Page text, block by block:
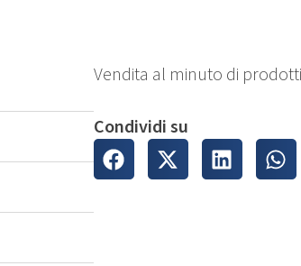
Vendita al minuto di
Condividi su